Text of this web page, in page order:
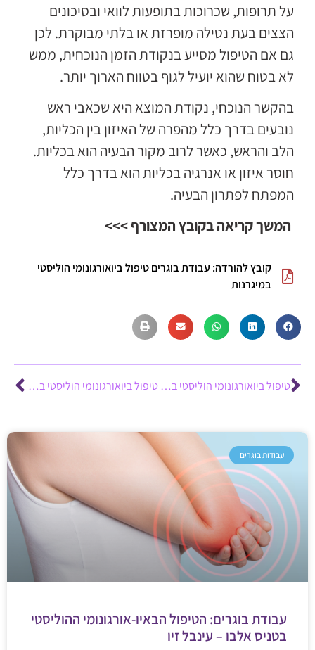
על תרופות, שכרוכות בתופעות לוואי ובסיכונים
הצצים בעת נטילה מופרזת או בלתי מבוקרת. לכן
גם אם הטיפול מסייע בנקודת הזמן הנוכחית, ממש
לא בטוח שהוא יועיל לגוף בטווח הארוך יותר.
בהקשר הנוכחי, נקודת המוצא היא שכאבי ראש
נובעים בדרך כלל מהפרה של האיזון בין הכליות,
הלב והראש, כאשר לרוב מקור הבעיה הוא בכליות.
חוסר איזון או אנרגיה בכליות הוא בדרך כלל
המפתח לפתרון הבעיה.
המשך קריאה בקובץ המצורף >>>
קובץ להורדה: עבודת בוגרים טיפול ביואורגונומי הוליסטי
במיגרנות
טיפול ביואורגונומי הוליסטי בעיוורון צבעים טיפול ביואורגונומי הוליסטי בילד דחוי – כרמית קשאני
עבודות בוגרים
עבודת בוגרים: הטיפול הבאיו-אורגונומי ההוליסטי
בטניס אלבו – עינבל זיו